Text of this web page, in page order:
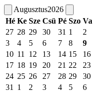
Augusztus2026
Hé Ke Sze Csü Pé Szo Va
27 28 29 30 31 1
2
3
4 5 6 7 8
9
10 11 12 13 14 15
16
17 18 19 20 21 22
23
24 25 26 27 28 29
30
31
1 2 3 4 5 6